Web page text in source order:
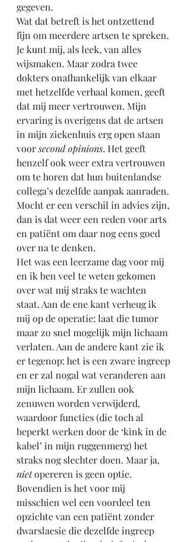
gegeven.
Wat dat betreft is het ontzettend
fijn om meerdere artsen te spreken.
Je kunt mij, als leek, van alles
wijsmaken. Maar zodra twee
dokters onafhankelijk van elkaar
met hetzelfde verhaal komen, geeft
dat mij meer vertrouwen. Mijn
ervaring is overigens dat de artsen
in mijn ziekenhuis erg open staan
voor second opinions. Het geeft
henzelf ook weer extra vertrouwen
om te horen dat hun buitenlandse
collega’s dezelfde aanpak aanraden.
Mocht er een verschil in advies zijn,
dan is dat weer een reden voor arts
en patiënt om daar nog eens goed
over na te denken.
Het was een leerzame dag voor mij
en ik ben veel te weten gekomen
over wat mij straks te wachten
staat. Aan de ene kant verheug ik
mij op de operatie: laat die tumor
maar zo snel mogelijk mijn lichaam
verlaten. Aan de andere kant zie ik
er tegenop: het is een zware ingreep
en er zal nogal wat veranderen aan
mijn lichaam. Er zullen ook
zenuwen worden verwijderd,
waardoor functies (die toch al
beperkt werken door de ‘kink in de
kabel’ in mijn ruggenmerg) het
straks nog slechter doen. Maar ja,
niet opereren is geen optie.
Bovendien is het voor mij
misschien wel een voordeel ten
opzichte van een patiënt zonder
dwarslaesie die dezelfde ingreep